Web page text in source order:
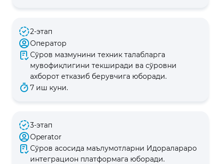
2-этап
Оператор
Сўров мазмунини техник талабларга
мувофиқлигини текширади ва сўровни
ахборот етказиб берувчига юборади.
7 иш куни.
3-этап
Operator
Сўров асосида маълумотларни Идоралараро
интеграцион платформага юборади.